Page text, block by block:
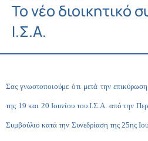
Το νέο διοικητικό
Ι.Σ.Α.
Σας γνωστοποιούμε ότι μετά την
της 19 και 20 Ιουνίου του Ι.Σ.Α. από την
Συμβούλιο κατά την Συνεδρίαση της 25ης